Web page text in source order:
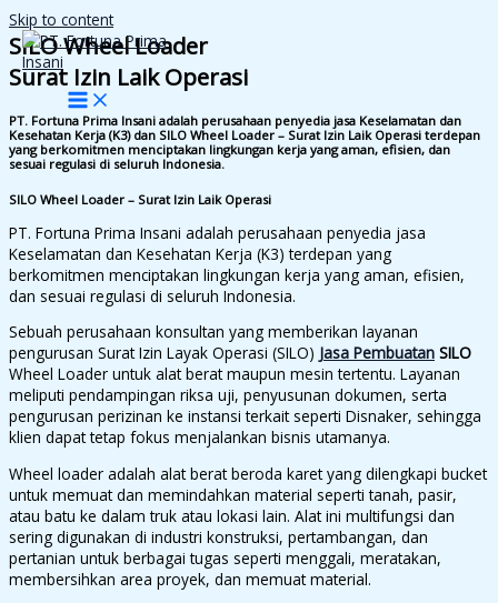
Skip to content
SILO Wheel Loader
Surat Izin Laik Operasi
PT. Fortuna Prima Insani adalah perusahaan penyedia jasa Keselamatan dan
Kesehatan Kerja (K3) dan SILO Wheel Loader – Surat Izin Laik Operasi terdepan
yang berkomitmen menciptakan lingkungan kerja yang aman, efisien, dan
sesuai regulasi di seluruh Indonesia.
SILO Wheel Loader – Surat Izin Laik Operasi
PT. Fortuna Prima Insani adalah perusahaan penyedia jasa
Keselamatan dan Kesehatan Kerja (K3) terdepan yang
berkomitmen menciptakan lingkungan kerja yang aman, efisien,
dan sesuai regulasi di seluruh Indonesia.
Sebuah perusahaan konsultan yang memberikan layanan
pengurusan Surat Izin Layak Operasi (SILO) Jasa Pembuatan SILO
Wheel Loader untuk alat berat maupun mesin tertentu. Layanan
meliputi pendampingan riksa uji, penyusunan dokumen, serta
pengurusan perizinan ke instansi terkait seperti Disnaker, sehingga
klien dapat tetap fokus menjalankan bisnis utamanya.
Wheel loader adalah alat berat beroda karet yang dilengkapi bucket
untuk memuat dan memindahkan material seperti tanah, pasir,
atau batu ke dalam truk atau lokasi lain. Alat ini multifungsi dan
sering digunakan di industri konstruksi, pertambangan, dan
pertanian untuk berbagai tugas seperti menggali, meratakan,
membersihkan area proyek, dan memuat material.